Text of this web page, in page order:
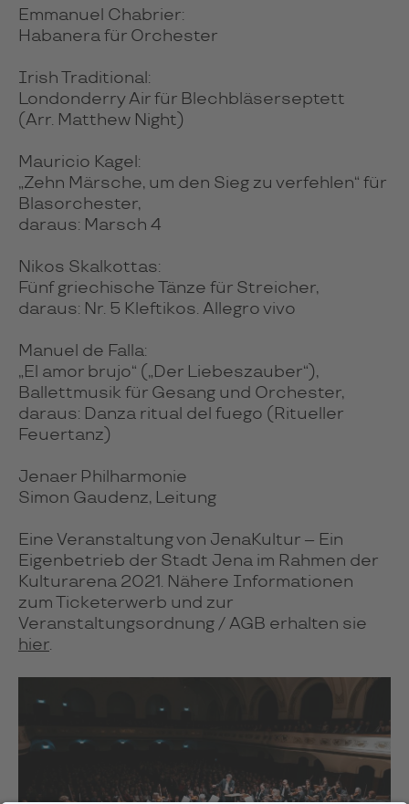
Emmanuel Chabrier:
Habanera für Orchester
Irish Traditional:
Londonderry Air für Blechbläserseptett
(Arr. Matthew Night)
Mauricio Kagel:
„Zehn Märsche, um den Sieg zu verfehlen“ für
Blasorchester,
daraus: Marsch 4
Nikos Skalkottas:
Fünf griechische Tänze für Streicher,
daraus: Nr. 5 Kleftikos. Allegro vivo
Manuel de Falla:
„El amor brujo“ („Der Liebeszauber“),
Ballettmusik für Gesang und Orchester,
daraus: Danza ritual del fuego (Ritueller
Feuertanz)
Jenaer Philharmonie
Simon Gaudenz, Leitung
Eine Veranstaltung von JenaKultur – Ein
Eigenbetrieb der Stadt Jena im Rahmen der
Kulturarena 2021. Nähere Informationen
zum Ticketerwerb und zur
Veranstaltungsordnung / AGB erhalten sie
hier.